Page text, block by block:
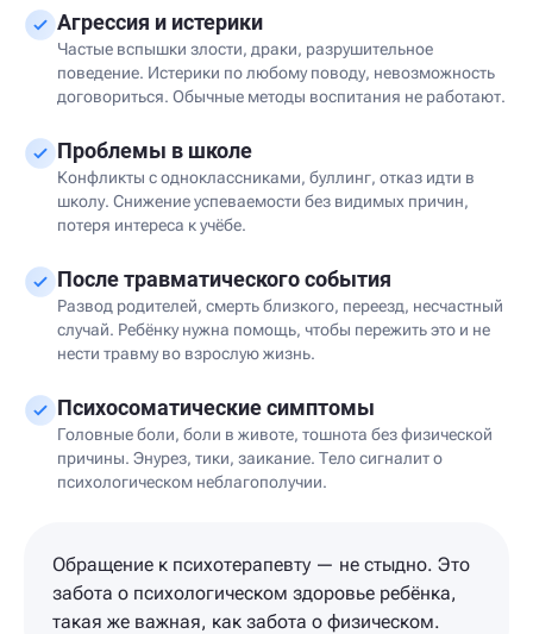
Агрессия и истерики
Частые вспышки злости, драки, разрушительное
поведение. Истерики по любому поводу, невозможность
договориться. Обычные методы воспитания не работают.
Проблемы в школе
Конфликты с одноклассниками, буллинг, отказ идти в
школу. Снижение успеваемости без видимых причин,
потеря интереса к учёбе.
После травматического события
Развод родителей, смерть близкого, переезд, несчастный
случай. Ребёнку нужна помощь, чтобы пережить это и не
нести травму во взрослую жизнь.
Психосоматические симптомы
Головные боли, боли в животе, тошнота без физической
причины. Энурез, тики, заикание. Тело сигналит о
психологическом неблагополучии.
Обращение к психотерапевту — не стыдно. Это
забота о психологическом здоровье ребёнка,
такая же важная, как забота о физическом.